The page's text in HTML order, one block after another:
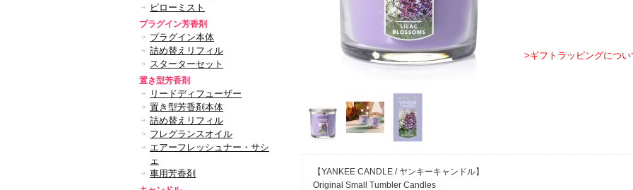
ピローミスト
プラグイン芳香剤
プラグイン本体
詰め替えリフィル
スターターセット
置き型芳香剤
リードディフューザー
置き型芳香剤本体
詰め替えリフィル
フレグランスオイル
エアーフレッシュナー・サシ
ェ
車用芳香剤
>ギフトラッピングについ
【YANKEE CANDLE / ヤンキーキャンドル】
Original Small Tumbler Candles